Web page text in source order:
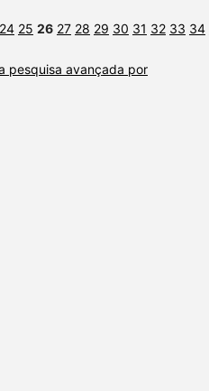
24 25 26 27 28 29 30 31 32 33 34
pesquisa avançada por